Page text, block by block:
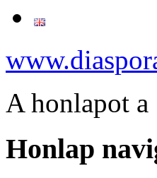
A honlapot
Honlap